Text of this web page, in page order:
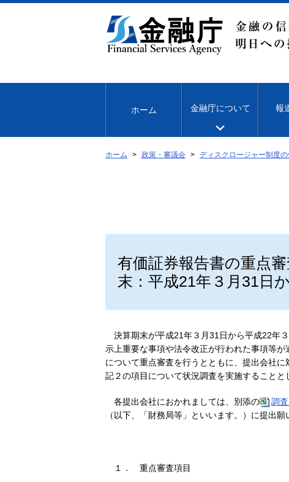
文
移
ホーム 金融庁について 報
ホーム 政策・審議会 ディスクロージャー制度
有価証券報告書の重点
末：平成21年３月31日
決算期末が平成21年３月31日から平成22年
示上重要な事項や法令改正が行われた事項等
について重点審査を行うとともに、提出会社
記２の項目について状況調査を実施することと
各提出会社におかれましては、別添の 調
（以下、「財務局等」といいます。）に提出願
１． 重点審査項目